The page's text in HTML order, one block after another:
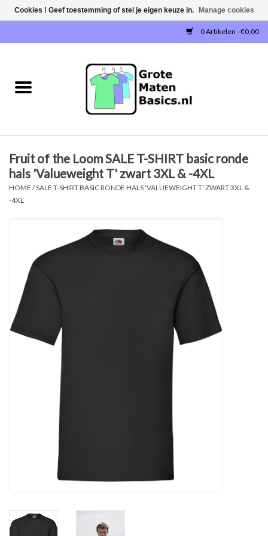
0 Artikelen - €0,00
NIEUW!
SWEATERS / SWEATVESTEN
POLOSHIRTS
SINGLETS
OVERHEMDEN
ONDERGOED
BROEKEN / SHORTS
BODYWARMERS
DENIM / SPIJKERGOED
JACKS / JASSEN
Fruit of the Loom SALE T-SHIRT basic ronde
hals 'Valueweight T' zwart 3XL & -4XL
HOME /SALE T-SHIRT BASIC RONDE HALS 'VALUEWEIGHT T' ZWART 3XL &
-4XL
Cookies ! Geef toestemming of stel je eigen keuze in. Manage cookies